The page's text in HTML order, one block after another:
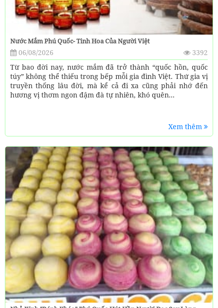
Nước Mắm Phú Quốc- Tinh Hoa Của Người Việt
06/08/2026
3392
Từ bao đời nay, nước mắm đã trở thành “quốc hồn, quốc
túy” không thể thiếu trong bếp mỗi gia đình Việt. Thứ gia vị
truyền thống lâu đời, mà kể cả đi xa cũng phải nhớ đến
hương vị thơm ngon đậm đà tự nhiên, khó quên...
Xem thêm